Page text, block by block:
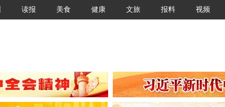
读报 美食 健康 文旅 报料 视频